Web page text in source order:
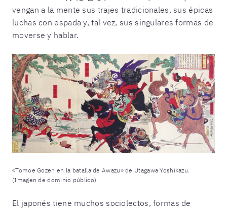
vengan a la mente sus trajes tradicionales, sus épicas
luchas con espada y, tal vez, sus singulares formas de
moverse y hablar.
«Tomoe Gozen en la batalla de Awazu» de Utagawa Yoshikazu.
(Imagen de dominio público).
El japonés tiene muchos sociolectos, formas de